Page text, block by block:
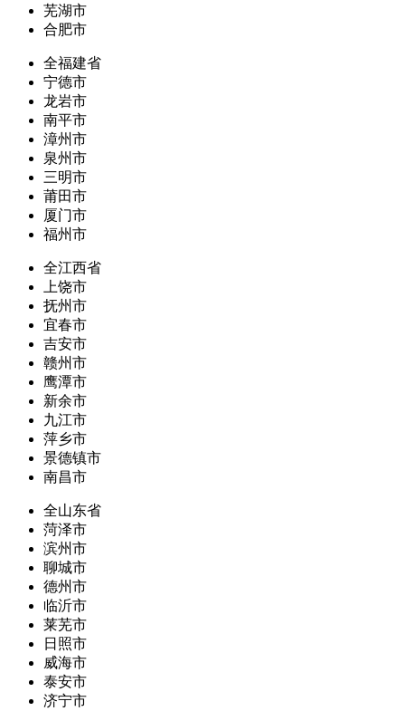
芜湖市
合肥市
全福建省
宁德市
龙岩市
南平市
漳州市
泉州市
三明市
莆田市
厦门市
福州市
全江西省
上饶市
抚州市
宜春市
吉安市
赣州市
鹰潭市
新余市
九江市
萍乡市
景德镇市
南昌市
全山东省
菏泽市
滨州市
聊城市
德州市
临沂市
莱芜市
日照市
威海市
泰安市
济宁市